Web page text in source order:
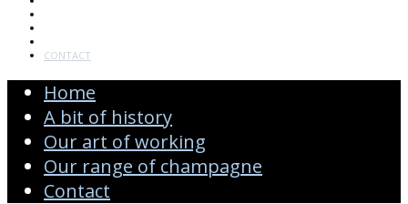
CONTACT
Home
A bit of history
Our art of working
Our range of champagne
Contact